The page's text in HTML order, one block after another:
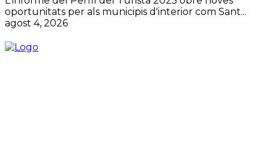
oportunitats per als municipis d'interior com Sant...
agost 4, 2026